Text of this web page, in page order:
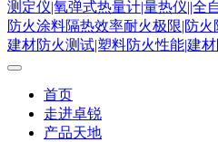
首页
走进卓锐
产品天地